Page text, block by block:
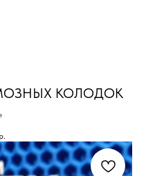
КОЛОДОК
р.